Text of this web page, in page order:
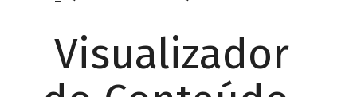
Visualizador